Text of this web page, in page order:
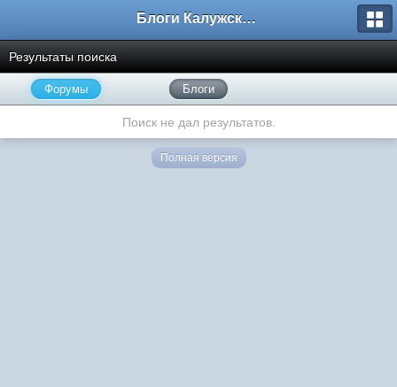
Блоги Калужского перекрестка
Результаты поиска
Форумы Блоги
Поиск не дал результатов.
Полная версия